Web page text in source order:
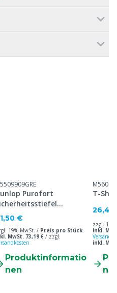
Purofort
€
19% MwSt. / Preis pro Stück
MwSt. 73,19 € / zzgl.
Produktinformatio
nen
T-
26,40
zzgl.
inkl.
inkl.